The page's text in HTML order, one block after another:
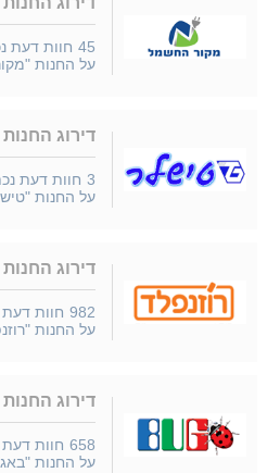
45 חוות דעת
על החנות
דירוג החנות
3 חוות דעת
על החנות
דירוג החנות
982 חוות דעת
על החנות
דירוג החנות
658 חוות דעת
על החנות